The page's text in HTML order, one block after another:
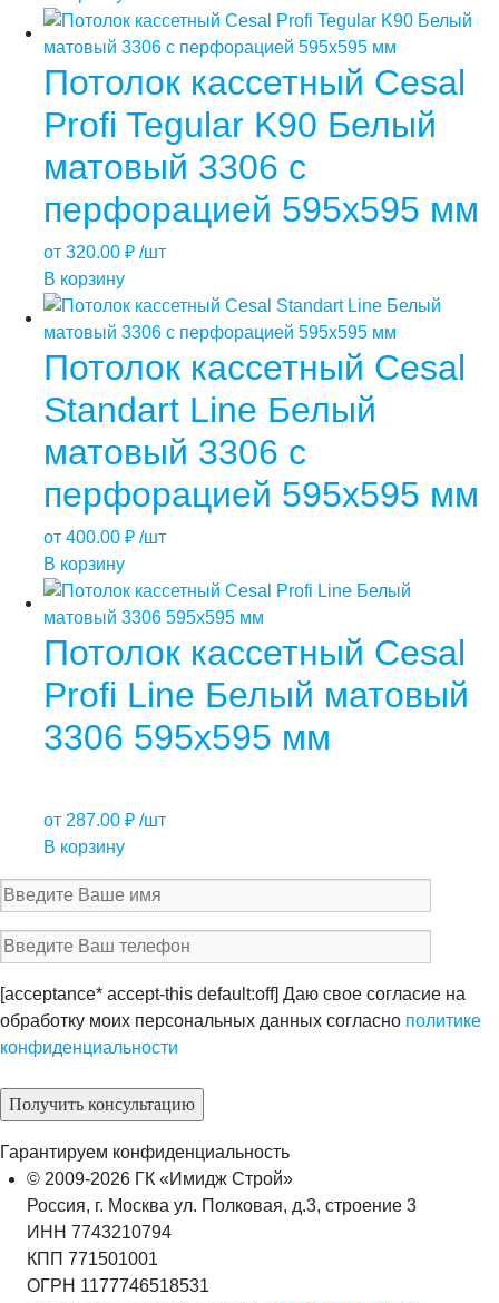
Потолок кассетный Cesal
Profi Tegular K90 Белый
матовый 3306 с
перфорацией 595х595 мм
от 320.00 ₽ /шт
В корзину
Потолок кассетный Cesal
Standart Line Белый
матовый 3306 с
перфорацией 595х595 мм
от 400.00 ₽ /шт
В корзину
Потолок кассетный Cesal
Profi Line Белый матовый
3306 595х595 мм
от 287.00 ₽ /шт
В корзину
[acceptance* accept-this default:off] Даю свое согласие на
обработку моих персональных данных согласно политике
конфиденциальности
Гарантируем конфиденциальность
© 2009-2026 ГК «Имидж Строй»
Россия, г. Москва ул. Полковая, д.3, строение 3
ИНН 7743210794
КПП 771501001
ОГРН 1177746518531